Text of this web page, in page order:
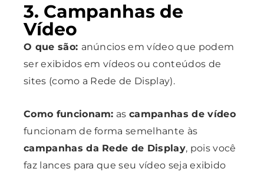
3. Campanhas de
Vídeo
O que são: anúncios em vídeo que podem
ser exibidos em vídeos ou conteúdos de
sites (como a Rede de Display).
Como funcionam: ascampanhas de vídeo
funcionam de forma semelhante às
campanhas da Rede de Display, pois você
faz lances para que seu vídeo seja exibido